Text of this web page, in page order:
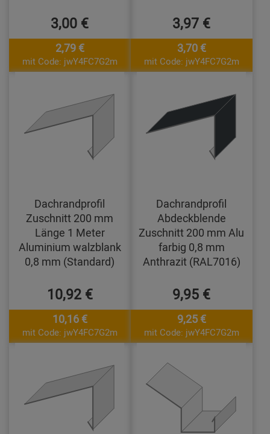
3,00 €
2,79 €
mit Code: jwY4FC7G2m
3,97 €
3,70 €
mit Code: jwY4FC7G2m
Dachrandprofil
Zuschnitt 200 mm
Länge 1 Meter
Aluminium walzblank
0,8 mm (Standard)
10,92 €
10,16 €
mit Code: jwY4FC7G2m
Dachrandprofil
Abdeckblende
Zuschnitt 200 mm Alu
farbig 0,8 mm
Anthrazit (RAL7016)
9,95 €
9,25 €
mit Code: jwY4FC7G2m